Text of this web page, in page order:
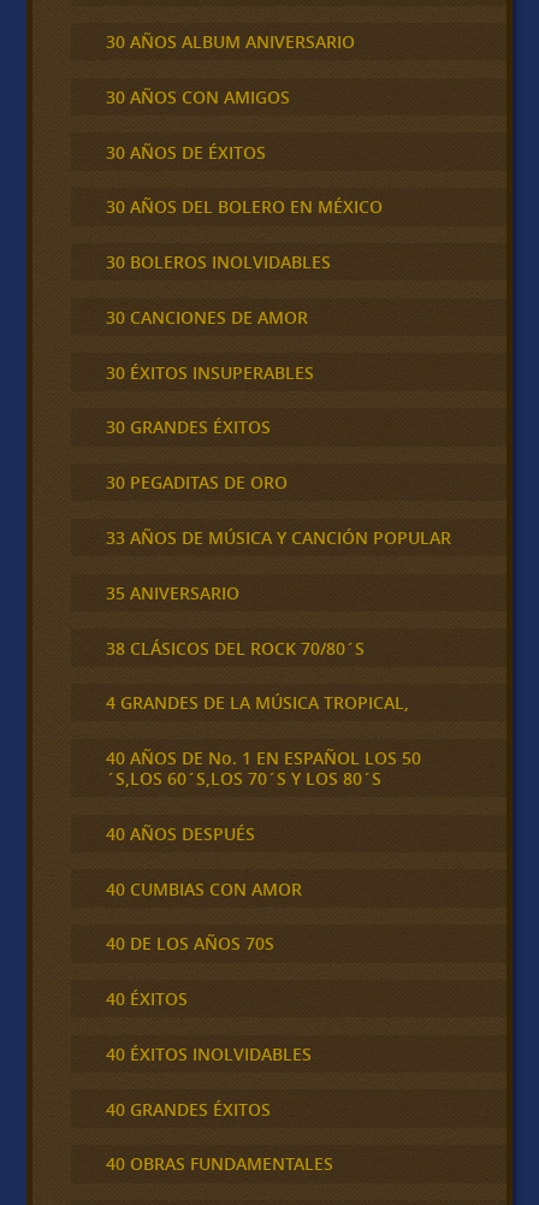
30 AÑOS ALBUM ANIVERSARIO
30 AÑOS CON AMIGOS
30 AÑOS DE ÉXITOS
30 AÑOS DEL BOLERO EN MÉXICO
30 BOLEROS INOLVIDABLES
30 CANCIONES DE AMOR
30 ÉXITOS INSUPERABLES
30 GRANDES ÉXITOS
30 PEGADITAS DE ORO
33 AÑOS DE MÚSICA Y CANCIÓN POPULAR
35 ANIVERSARIO
38 CLÁSICOS DEL ROCK 70/80´S
4 GRANDES DE LA MÚSICA TROPICAL,
40 AÑOS DE No. 1 EN ESPAÑOL LOS 50
´S,LOS 60´S,LOS 70´S Y LOS 80´S
40 AÑOS DESPUÉS
40 CUMBIAS CON AMOR
40 DE LOS AÑOS 70S
40 ÉXITOS
40 ÉXITOS INOLVIDABLES
40 GRANDES ÉXITOS
40 OBRAS FUNDAMENTALES